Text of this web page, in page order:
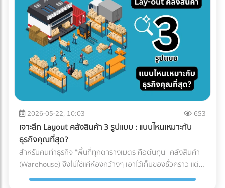
ทำไมฝ่ายจัดซื้อต้องซีเรียสเรื่อง "ประเภทรถขนส่ง"? การตัดสินใจ
เลือกรถขนส่งมีผลโดยตรงต่อกำไร (Profit Margin) ของบริษัท
เพราะรถแต่ละประเภทมีข้อจำกัดทางกฎหมายและลักษณะทาง
กายภาพที่ต่างกัน: กฎหมายน้ำหนักบรรทุก: รถแต่ละคันถูกจำกัด
น้ำหนักไม่ให้เกินมาตรฐาน หากฝ่าฝืน บริษัทของคุณอาจโดนค่า
ปรับมหาศาลและเสียประวัติ ข้อจำกัดเรื่องเวลาและเส้นทาง: รถ
บรรทุกขนาดใหญ่ (ตั้งแต่ 6 ล้อขึ้นไป) จะติดช่วงเวลาห้ามวิ่งใน
เขตกรุงเทพฯ และปริมณฑล หากสินค้าคุณต้องส่งด่วน การเลือก
รถผิดอาจทำให้ผิดนัดลูกค้าได้ เปิดโพย 5 ประเภทรถขนส่งยอด
ฮิต: สินค้าแบบไหน ใช้รถอะไร? เพื่อให้เห็นภาพชัดเจน เราขอแบ่ง
ประเภทรถที่ใช้บ่อยในวงการโลจิสติกส์ออกเป็น 5 ประเภทหลัก
ดังนี้: 1. รถกระบะตอนเดียว (ตู้ทึบ / คอก) ราชาแห่งความคล่อง
ตัว วิ่งได้ตลอด 24 ชั่วโมง โดยไม่มีข้อจำกัดด้านเวลา เเละบรรทุก
น้ำหนักได้ประมาณ 1-2 ตัน (ขึ้นอยู่กับโครงสร้างและการดัดแปลง
ของรถ ) ตู้ทึบ: เหมาะกับสินค้าที่ต้องการการปกป้องจากแดด ฝน
และฝุ่นละออง 100% คอกเหล็ก: เหมาะกับสินค้าที่รูปทรงไม่
2026-05-22, 10:03 653
เจาะลึก Layout คลังสินค้า 3 รูปแบบ : แบบไหนเหมาะกับ
ธุรกิจคุณที่สุด?
สำหรับคนทำธุรกิจ "พื้นที่ทุกตารางเมตร คือต้นทุน" คลังสินค้า
(Warehouse) จึงไม่ใช่แค่ห้องกว้างๆ เอาไว้เก็บของชั่วคราว แต่
เป็นหัวใจสำคัญของระบบ Supply Chain พอๆกับการจัดการคลัง